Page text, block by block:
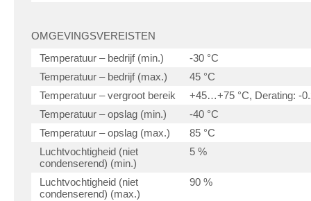
OMGEVINGSVEREISTEN
Temperatuur – bedrijf (min.)
-30 °C
Temperatuur – bedrijf (max.)
45 °C
Temperatuur – vergroot bereik
+45…+75 °C, Derating: -
Temperatuur – opslag (min.)
-40 °C
Temperatuur – opslag (max.)
85 °C
Luchtvochtigheid (niet
condenserend) (min.)
5 %
Luchtvochtigheid (niet
condenserend) (max.)
90 %